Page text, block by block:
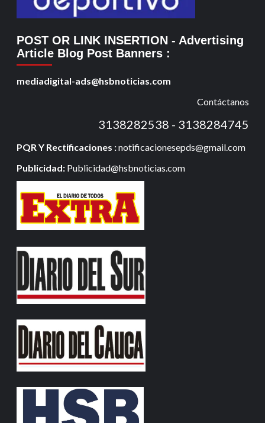
POST OR LINK INSERTION - Advertising
Article Blog Post Banners :
mediadigital-ads@hsbnoticias.com
Contáctanos
3138282538 - 3138284745
PQR Y Rectificaciones :notificacionesepds@gmail.com
Publicidad: Publicidad@hsbnoticias.com